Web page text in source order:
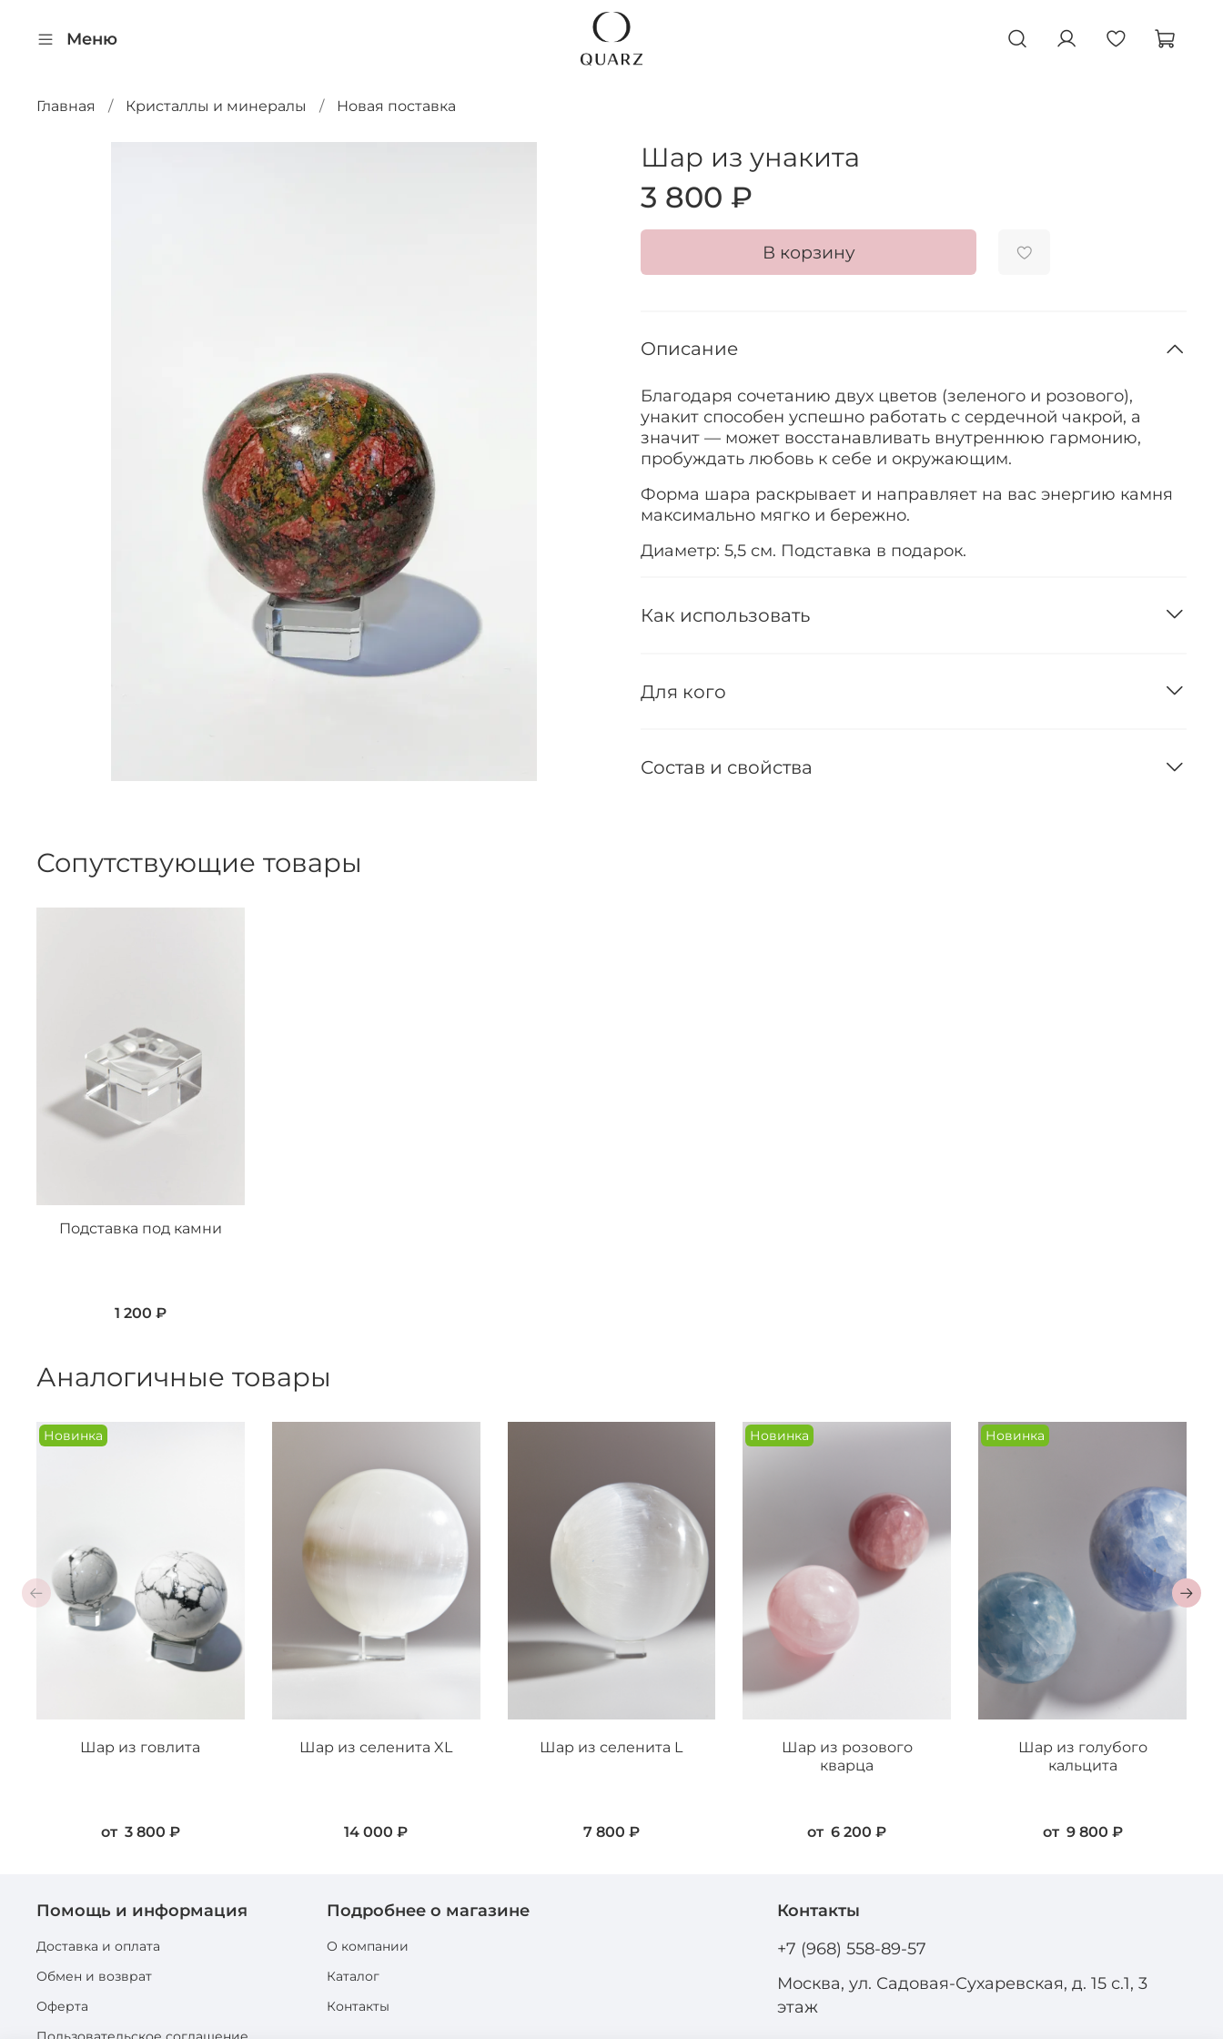
Меню
Главная Кристаллы и минералы Новая поставка
Шар из унакита
3 800 ₽
В корзину
Описание
Благодаря сочетанию двух цветов (зеленого и розового),
унакит способен успешно работать с сердечной чакрой, а
значит — может восстанавливать внутреннюю гармонию,
пробуждать любовь к себе и окружающим.
Форма шара раскрывает и направляет на вас энергию камня
максимально мягко и бережно.
Диаметр: 5,5 см. Подставка в подарок.
Как использовать
Для кого
Состав и свойства
Сопутствующие товары
Подставка под камни
1 200 ₽
Аналогичные товары
Новинка
Шар из говлита
от 3 800 ₽
Шар из селенита XL
14 000 ₽
Шар из селенита L
7 800 ₽
Новинка
Шар из розового
кварца
от 6 200 ₽
Новинка
Шар из голубого
кальцита
от 9 800 ₽
Помощь и информация
Доставка и оплата
Обмен и возврат
Оферта
Подробнее о магазине
О компании
Каталог
Контакты
Контакты
+7 (968) 558-89-57
Москва, ул. Садовая-Сухаревская, д. 15 с.1, 3
этаж